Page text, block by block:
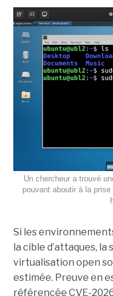
Un chercheur a trouvé
pouvant aboutir à la
Si les
la cible d’attaques,
virtualisation open
estimée. Preuve en
référencée CVE-